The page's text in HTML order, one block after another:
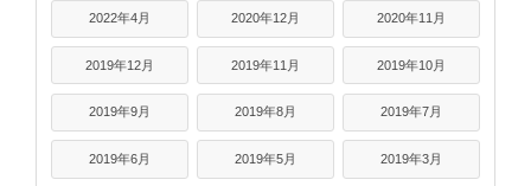
2022年4月 2020年12月 2020年11月
2019年12月 2019年11月 2019年10月
2019年9月 2019年8月 2019年7月
2019年6月 2019年5月 2019年3月